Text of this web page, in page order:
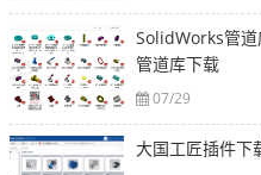
SolidWorks管
管道库下载
07/29
大国工匠插件下